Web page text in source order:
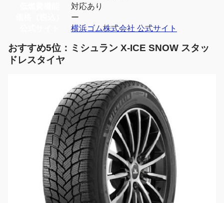
対応あり
ー
横浜ゴム株式会社 公式サイト
おすすめ5位：ミシュラン X-ICE SNOW スタッ
ドレスタイヤ